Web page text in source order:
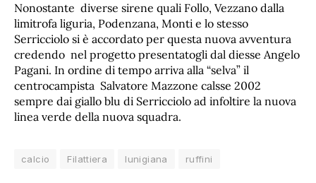
Nonostante diverse sirene quali Follo, Vezzano dalla
limitrofa liguria, Podenzana, Monti e lo stesso
Serricciolo si è accordato per questa nuova avventura
credendo nel progetto presentatogli dal diesse Angelo
Pagani. In ordine di tempo arriva alla “selva” il
centrocampista Salvatore Mazzone calsse 2002
sempre dai giallo blu di Serricciolo ad infoltire la nuova
linea verde della nuova squadra.
calcio Filattiera lunigiana ruffini